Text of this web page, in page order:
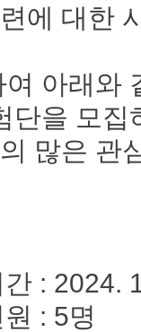
에 대한
여 아래와
단을 모집
많은 관
: 2024.
: 5명